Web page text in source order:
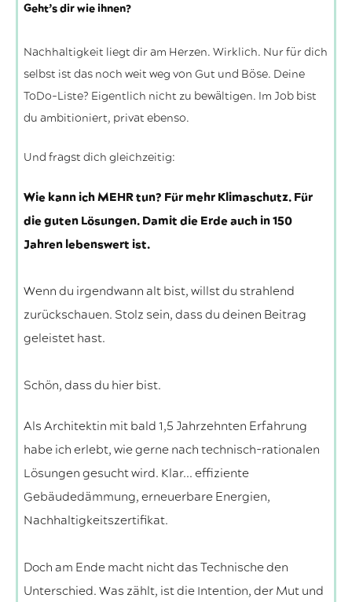
Geht’s dir wie ihnen?
Nachhaltigkeit liegt dir am Herzen. Wirklich. Nur für dich
selbst ist das noch weit weg von Gut und Böse. Deine
ToDo-Liste? Eigentlich nicht zu bewältigen. Im Job bist
du ambitioniert, privat ebenso.
Und fragst dich gleichzeitig:
Wie kann ich MEHR tun? Für mehr Klimaschutz. Für
die guten Lösungen. Damit die Erde auch in 150
Jahren lebenswert ist.
Wenn du irgendwann alt bist, willst du strahlend
zurückschauen. Stolz sein, dass du deinen Beitrag
geleistet hast.
Schön, dass du hier bist.
Als Architektin mit bald 1,5 Jahrzehnten Erfahrung
habe ich erlebt, wie gerne nach technisch-rationalen
Lösungen gesucht wird. Klar... effiziente
Gebäudedämmung, erneuerbare Energien,
Nachhaltigkeitszertifikat.
Doch am Ende macht nicht das Technische den
Unterschied. Was zählt, ist die Intention, der Mut und